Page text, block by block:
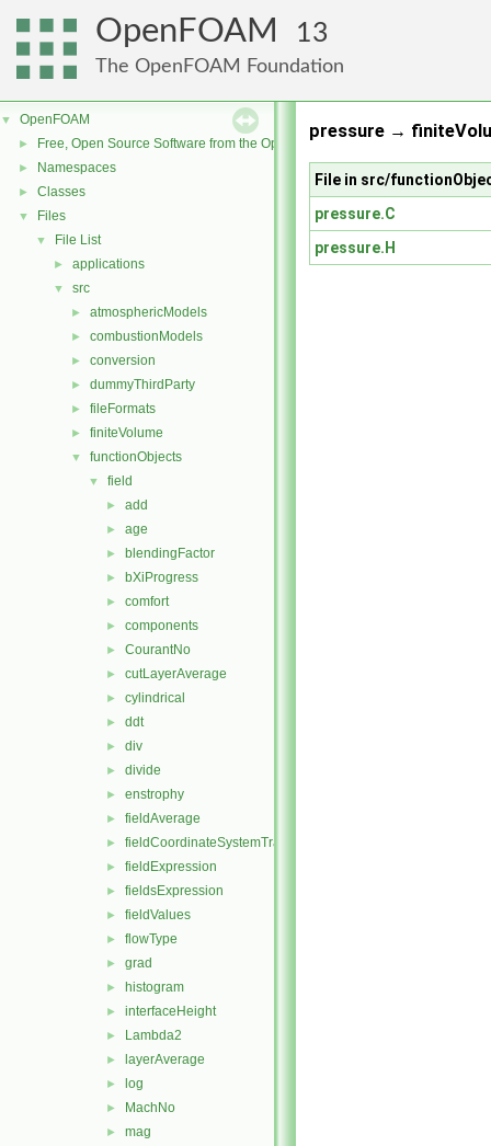
OpenFOAM 13
The OpenFOAM Foundation
▼ OpenFOAM
► Free, Open Source Software from the OpenFOAM Foundation
► Namespaces
► Classes
▼ Files
▼ File List
► applications
▼ src
► atmosphericModels
► combustionModels
► conversion
► dummyThirdParty
► fileFormats
► finiteVolume
▼ functionObjects
▼ field
► add
► age
► blendingFactor
► bXiProgress
► comfort
► components
► CourantNo
► cutLayerAverage
► cylindrical
► ddt
► div
► divide
► enstrophy
► fieldAverage
► fieldCoordinateSystemTransform
► fieldExpression
► fieldsExpression
► fieldValues
► flowType
► grad
► histogram
► interfaceHeight
► Lambda2
► layerAverage
► log
► MachNo
► mag
pressure →
File in src/
pressure.C
pressure.H